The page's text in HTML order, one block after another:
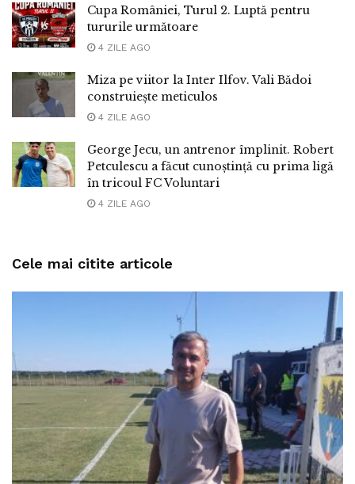
Cupa României, Turul 2. Luptă pentru
tururile următoare
4 ZILE AGO
Miza pe viitor la Inter Ilfov. Vali Bădoi
construiește meticulos
4 ZILE AGO
George Jecu, un antrenor împlinit. Robert
Petculescu a făcut cunoștință cu prima ligă
în tricoul FC Voluntari
4 ZILE AGO
Cele mai citite articole